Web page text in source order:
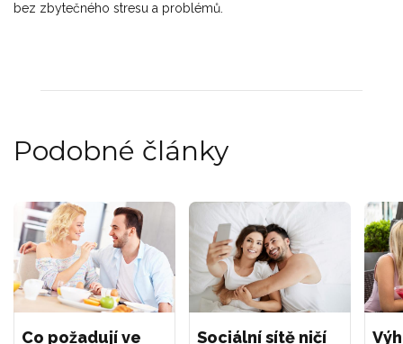
bez zbytečného stresu a problémů.
Podobné články
Co požadují ve Sociální sítě ničí